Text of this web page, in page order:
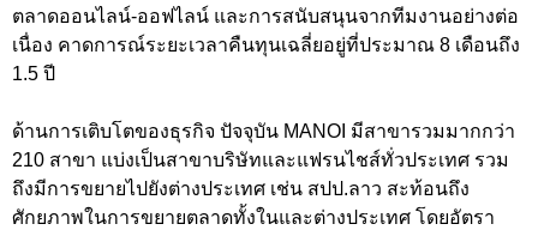
ตลาดออนไลน์-ออฟไลน์ และการสนับสนุนจากทีมงานอย่างต่อ
เนื่อง คาดการณ์ระยะเวลาคืนทุนเฉลี่ยอยู่ที่ประมาณ 8 เดือนถึง
1.5 ปี
ด้านการเติบโตของธุรกิจ ปัจจุบัน MANOI มีสาขารวมมากกว่า
210 สาขา แบ่งเป็นสาขาบริษัทและแฟรนไชส์ทั่วประเทศ รวม
ถึงมีการขยายไปยังต่างประเทศ เช่น สปป.ลาว สะท้อนถึง
ศักยภาพในการขยายตลาดทั้งในและต่างประเทศ โดยอัตรา